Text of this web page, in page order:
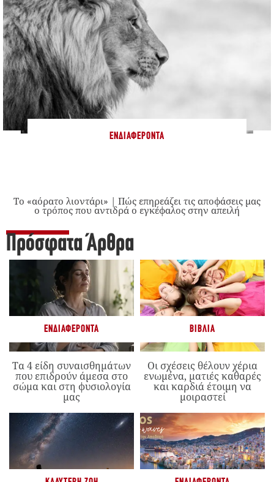
ΕΝΔΙΑΦΈΡΟΝΤΑ
Το «αόρατο λιοντάρι» | Πώς επηρεάζει τις αποφάσεις μας
ο τρόπος που αντιδρά ο εγκέφαλος στην απειλή
Πρόσφατα Άρθρα
ΕΝΔΙΑΦΈΡΟΝΤΑ
Τα 4 είδη συναισθημάτων
που επιδρούν άμεσα στο
σώμα και στη φυσιολογία
μας
ΒΙΒΛΊΑ
Οι σχέσεις θέλουν χέρια
ενωμένα, ματιές καθαρές
και καρδιά έτοιμη να
μοιραστεί